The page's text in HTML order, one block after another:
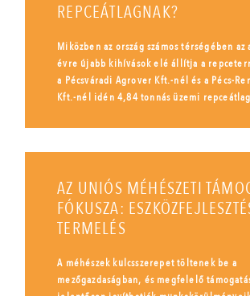
REPCEÁTLAGNAK?
Miközben az ország számos térségében az
évre újabb kihívások elé állítja a
a Pécsváradi Agrover Kft.-nél és a Pécs-
Kft.-nél idén 4,84 tonnás üzemi
AZ UNIÓS MÉHÉSZETI
FÓKUSZA:
TERMELÉS
A méhészek kulcsszerepet töltenek be a
mezőgazdaságban, és megfelelő